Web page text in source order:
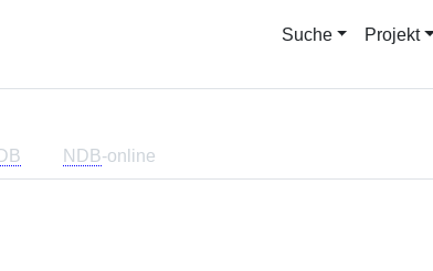
Suche Projekt
NDB-online